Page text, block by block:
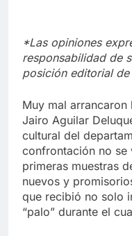
*Las opiniones
responsabilidad de
posición editorial de
Muy mal
Jairo Aguilar
cultural del
confrontación no se
primeras muestras
nuevos y
que recibió no solo
“palo” durante el